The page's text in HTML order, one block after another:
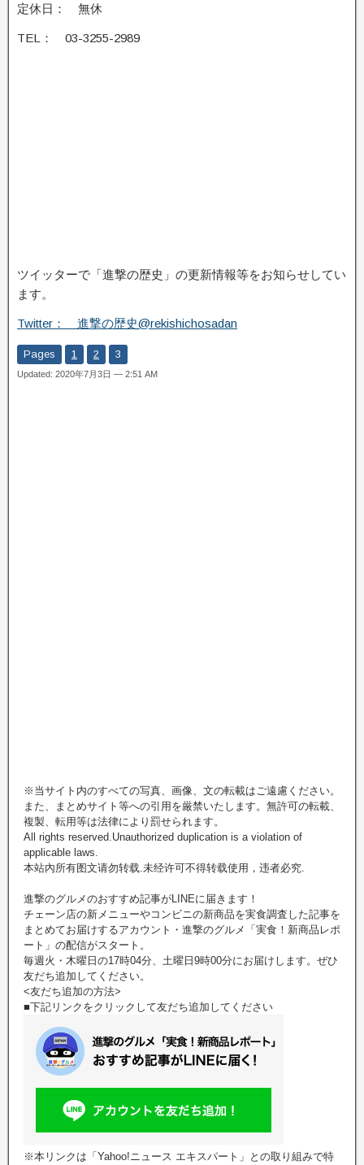
定休日： 無休
TEL： 03-3255-2989
ツイッターで「進撃の歴史」の更新情報等をお知らせしてい
ます。
Twitter： 進撃の歴史@rekishichosadan
Pages 1 2 3
Updated: 2020年7月3日 — 2:51 AM
※当サイト内のすべての写真、画像、文の転載はご遠慮ください。
また、まとめサイト等への引用を厳禁いたします。無許可の転載、
複製、転用等は法律により罰せられます。
All rights reserved.Unauthorized duplication is a violation of
applicable laws.
本站內所有图文请勿转载.未经许可不得转载使用，违者必究.
進撃のグルメのおすすめ記事がLINEに届きます！
チェーン店の新メニューやコンビニの新商品を実食調査した記事を
まとめてお届けするアカウント・進撃のグルメ「実食！新商品レポ
ート」の配信がスタート。
毎週火・木曜日の17時04分、土曜日9時00分にお届けします。ぜひ
友だち追加してください。
<友だち追加の方法>
■下記リンクをクリックして友だち追加してください
※本リンクは「Yahoo!ニュース エキスパート」との取り組みで特